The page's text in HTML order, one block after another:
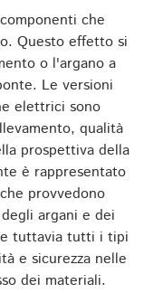
che
Questo effetto si
o l'argano a
Le versioni
elettrici sono
qualità
prospettiva della
è rappresentato
provvedono
argani e dei
tuttavia tutti i tipi
e sicurezza nelle
dei materiali.